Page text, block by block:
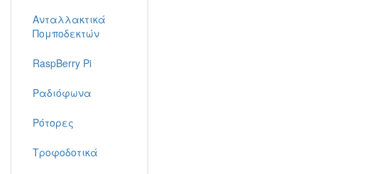
Ανταλλακτικά
Πομποδεκτών
RaspBerry Pi
Ραδιόφωνα
Ρότορες
Τροφοδοτικά